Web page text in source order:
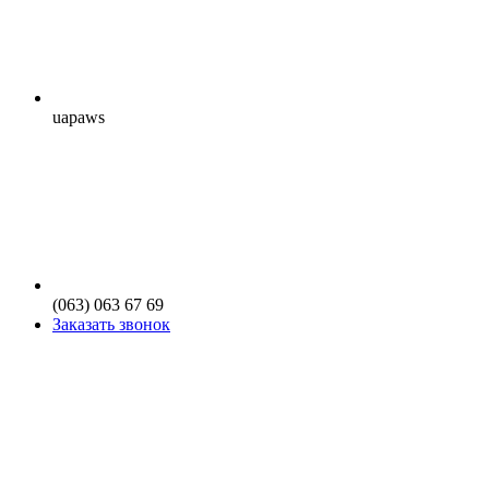
uapaws
(063) 063 67 69
Заказать звонок